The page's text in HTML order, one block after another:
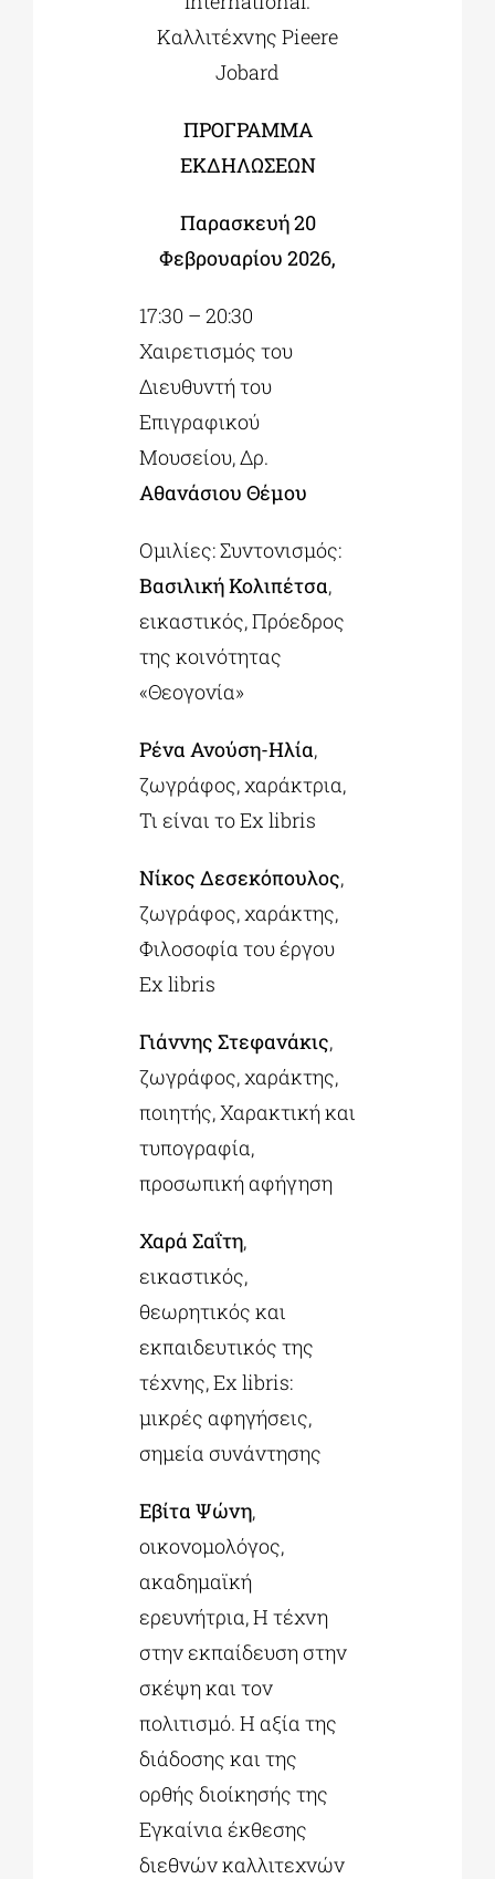
Καλλιτέχνης Pieere
Jobard
ΠΡΟΓΡΑΜΜΑ
ΕΚΔΗΛΩΣΕΩΝ
Παρασκευή 20
Φεβρουαρίου 2026,
17:30 – 20:30
Χαιρετισμός του
Διευθυντή του
Επιγραφικού
Μουσείου, Δρ.
Αθανάσιου Θέμου
Ομιλίες: Συντονισμός:
Βασιλική Κολιπέτσα,
εικαστικός, Πρόεδρος
της κοινότητας
«Θεογονία»
Ρένα Ανούση-Ηλία,
ζωγράφος, χαράκτρια,
Τι είναι το Ex libris
Νίκος Δεσεκόπουλος,
ζωγράφος, χαράκτης,
Φιλοσοφία του έργου
Ex libris
Γιάννης Στεφανάκις,
ζωγράφος, χαράκτης,
ποιητής, Χαρακτική και
τυπογραφία,
προσωπική αφήγηση
Χαρά Σαΐτη,
εικαστικός,
θεωρητικός και
εκπαιδευτικός της
τέχνης, Ex libris:
μικρές αφηγήσεις,
σημεία συνάντησης
Εβίτα Ψώνη,
οικονομολόγος,
ακαδημαϊκή
ερευνήτρια, Η τέχνη
στην εκπαίδευση στην
σκέψη και τον
πολιτισμό. Η αξία της
διάδοσης και της
ορθής διοίκησής της
Εγκαίνια έκθεσης
διεθνών καλλιτεχνών